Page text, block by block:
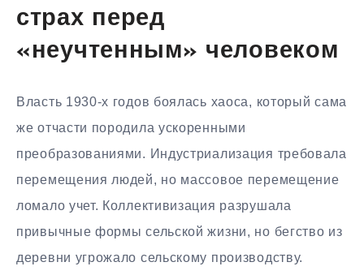
страх перед
«неучтенным» человеком
Власть 1930-х годов боялась хаоса, который сама
же отчасти породила ускоренными
преобразованиями. Индустриализация требовала
перемещения людей, но массовое перемещение
ломало учет. Коллективизация разрушала
привычные формы сельской жизни, но бегство из
деревни угрожало сельскому производству.